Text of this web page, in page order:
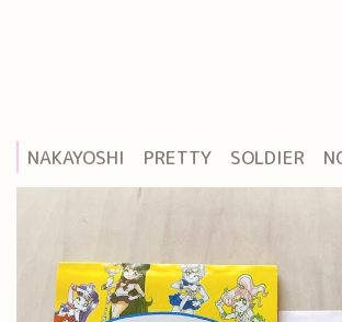
NAKAYOSHI PRETTY SOLDIER